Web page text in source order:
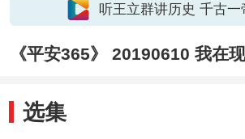
听王立群讲历史 千古一
《平安365》 20190610 我在
选集